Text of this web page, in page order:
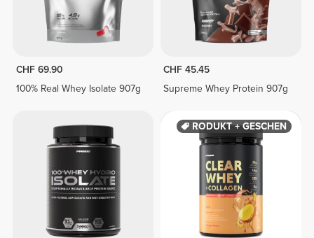
CHF 69.90
100% Real Whey Isolate 907g
CHF 45.45
Supreme Whey Protein 907g
PRODUKT + GESCHENK